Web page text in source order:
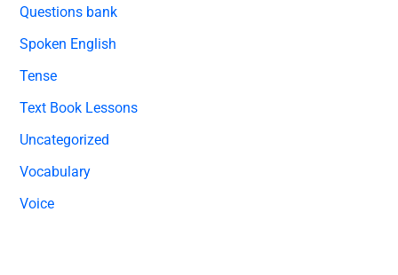
Questions bank
Spoken English
Tense
Text Book Lessons
Uncategorized
Vocabulary
Voice